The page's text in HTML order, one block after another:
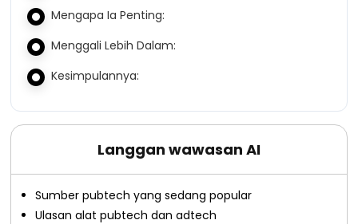
Mengapa Ia Penting:
Menggali Lebih Dalam:
Kesimpulannya:
Langgan wawasan AI
Sumber pubtech yang sedang popular
Ulasan alat pubtech dan adtech